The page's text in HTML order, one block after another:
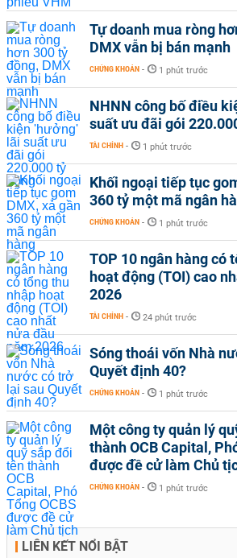
Tự doanh mua ròng
DMX vẫn bị bán mạnh
CHỨNG KHOÁN - 1 phút trước
NHNN công bố điều
suất ưu đãi gói
TÀI CHÍNH - 1 phút trước
Khối ngoại tiếp tục
360 tỷ một mã ngân
CHỨNG KHOÁN - 1 phút trước
TOP 10 ngân hàng có
hoạt động (TOI) cao
2026
TÀI CHÍNH - 24 phút trước
Sóng thoái vốn Nhà
Quyết định 40?
CHỨNG KHOÁN - 1 phút trước
Một công ty quản lý
thành OCB Capital,
được đề cử làm Chủ
CHỨNG KHOÁN - 1 phút trước
LIÊN KẾT NỔI BẬT